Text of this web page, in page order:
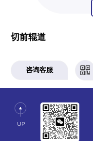
切前辊道
咨询客服
UP